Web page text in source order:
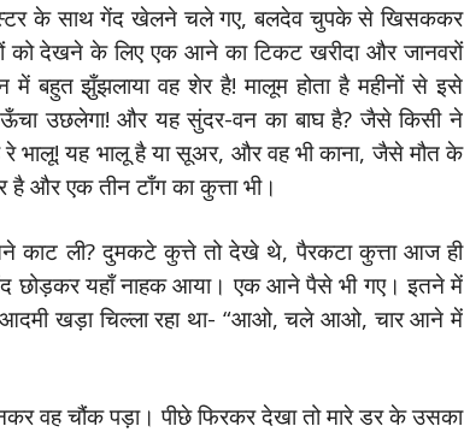
के साथ गेंद खेलने चले गए, बलदेव चुपके से खिसककर
देखने के लिए एक आने का टिकट खरीदा और जानवरों
बहुत झुँझलाया वह शेर है! मालूम होता है महीनों से इसे
ऊँचा उछलेगा! और यह सुंदर-वन का बाघ है? जैसे किसी ने
भालू! यह भालू है या सूअर, और वह भी काना, जैसे मौत के
है और एक तीन टाँग का कुत्ता भी।
ली? दुमकटे कुत्ते तो देखे थे, पैरकटा कुत्ता आज ही
यहाँ नाहक आया। एक आने पैसे भी गए। इतने में
आदमी खड़ा चिल्ला रहा था- “आओ, चले आओ, चार आने में
वह चौंक पड़ा। पीछे फिरकर देखा तो मारे डर के उसका